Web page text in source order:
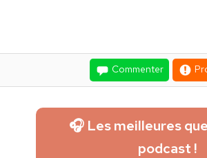
Commenter
🎧 Les meilleures
podcast !